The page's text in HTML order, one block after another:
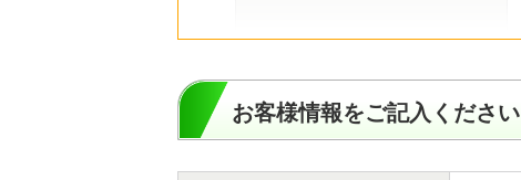
お客様情報をご記入ください